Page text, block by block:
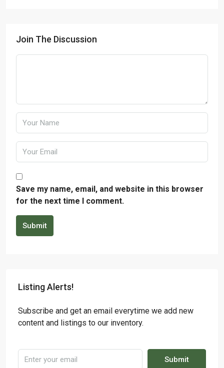
Join The Discussion
Save my name, email, and website in this browser
for the next time I comment.
Submit
Listing Alerts!
Subscribe and get an email everytime we add new
content and listings to our inventory.
Submit